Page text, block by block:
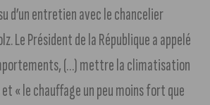
d’un entretien avec le chancelier
Le Président de la République a appelé
(…) mettre la climatisation
« le chauffage un peu moins fort que